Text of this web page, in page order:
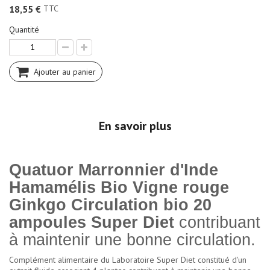
18,55 € TTC
Quantité
Ajouter au panier
En savoir plus
Quatuor Marronnier d'Inde
Hamamélis Bio Vigne rouge
Ginkgo Circulation bio 20
ampoules Super Diet contribuant
à maintenir une bonne circulation.
Complément alimentaire du Laboratoire Super Diet constitué d'un